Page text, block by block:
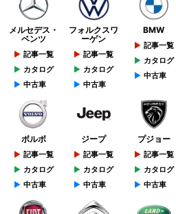
メルセデス・
ベンツ
記事一覧
カタログ
中古車
フォルクスワ
ーゲン
記事一覧
カタログ
中古車
BMW
記事一覧
カタログ
中古車
ボルボ
記事一覧
カタログ
中古車
ジープ
記事一覧
カタログ
中古車
プジョー
記事一覧
カタログ
中古車